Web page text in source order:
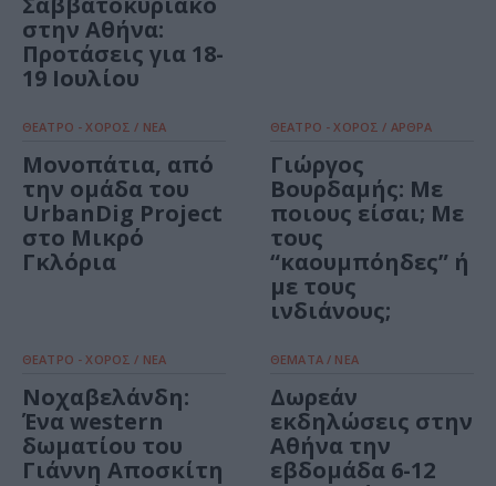
στην Αθήνα:
Προτάσεις για 18-
19 Ιουλίου
ΘΕΑΤΡΟ - ΧΟΡΟΣ / ΝΕΑ
Μονοπάτια, από
την ομάδα του
UrbanDig Project
στο Μικρό
Γκλόρια
ΘΕΑΤΡΟ - ΧΟΡΟΣ / ΑΡΘΡΑ
Γιώργος
Βουρδαμής: Με
ποιους είσαι; Με
τους
“καουμπόηδες” ή
με τους
ινδιάνους;
ΘΕΑΤΡΟ - ΧΟΡΟΣ / ΝΕΑ
Νοχαβελάνδη:
Ένα western
δωματίου του
Γιάννη Αποσκίτη
ΘΕΜΑΤΑ / ΝΕΑ
Δωρεάν
εκδηλώσεις στην
Αθήνα την
εβδομάδα 6-12